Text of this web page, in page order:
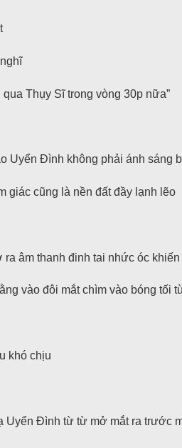
Thụy Sĩ trong vòng 30p nữa”
Uyển Đình không phải ánh sáng
giác cũng là nền đất đầy lạnh lẽo
âm thanh đinh tai nhức óc
vào đôi mắt chìm vào bóng tối
khó chịu
Uyển Đình từ từ mở mắt ra trước